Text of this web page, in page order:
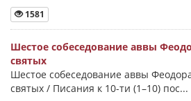
1581
Шестое собеседование аввы
святых
Шестое собеседование аввы
святых / Писания к 10-ти (1–10) пос...